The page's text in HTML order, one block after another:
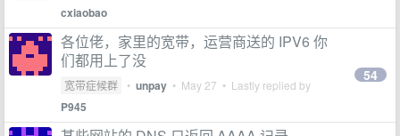
cxiaobao
各位佬，家里的宽带，运营商送的 IPV6 你
们都用上了没
宽带症候群 • unpay • May 27 • Lastly replied by
P945
54